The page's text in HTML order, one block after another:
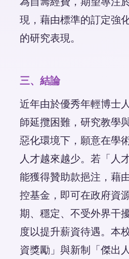
現，藉由標準的訂定強
的研究表現。
三、結論
近年由於優秀年輕博士
師延攬困難，研究教學
惡化環境下，願意在學
人才越來越少。若「人
能獲得贊助款挹注，藉
控基金，即可在政府資
期、穩定、不受外界干
度以提升薪資待遇。本
資獎勵」與新制「傑出